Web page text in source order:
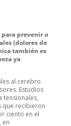
prevenir o
(dolores de
también es
ya
al cerebro
Estudios
tensionales,
que recibieron
ciento en el
en